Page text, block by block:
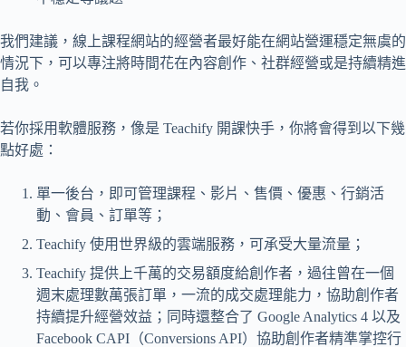
我們建議，線上課程網站的經營者最好能在網站營運穩定無虞的
情況下，可以專注將時間花在內容創作、社群經營或是持續精進
自我。
若你採用軟體服務，像是 Teachify 開課快手，你將會得到以下幾
點好處：
單一後台，即可管理課程、影片、售價、優惠、行銷活
動、會員、訂單等；
Teachify 使用世界級的雲端服務，可承受大量流量；
Teachify 提供上千萬的交易額度給創作者，過往曾在一個
週末處理數萬張訂單，一流的成交處理能力，協助創作者
持續提升經營效益；同時還整合了 Google Analytics 4 以及
Facebook CAPI（Conversions API）協助創作者精準掌控行